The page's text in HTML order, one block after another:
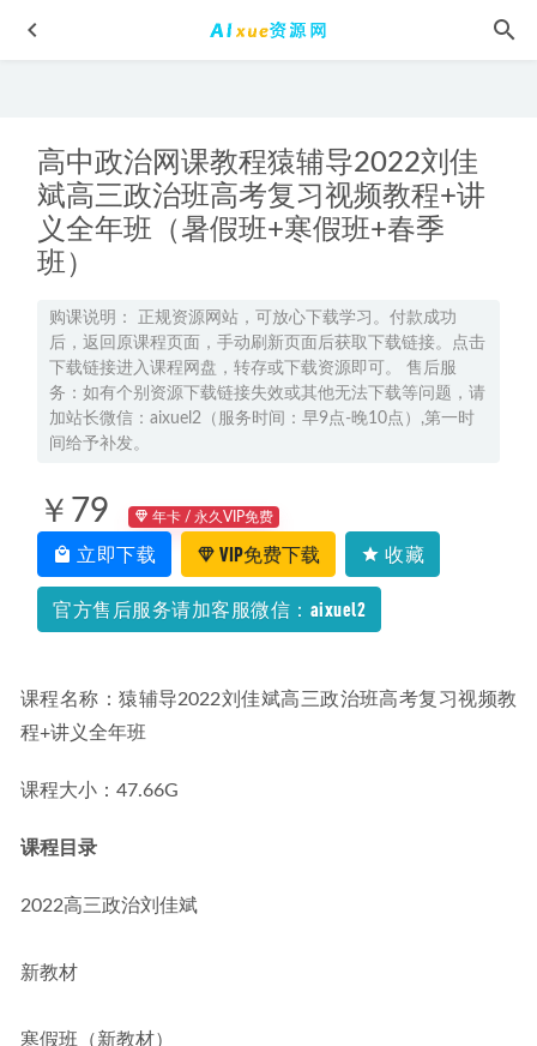
高中政治网课教程猿辅导2022刘佳
斌高三政治班高考复习视频教程+讲
义全年班（暑假班+寒假班+春季
班）
购课说明： 正规资源网站，可放心下载学习。付款成功
后，返回原课程页面，手动刷新页面后获取下载链接。点击
下载链接进入课程网盘，转存或下载资源即可。 售后服
务：如有个别资源下载链接失效或其他无法下载等问题，请
加站长微信：aixuel2（服务时间：早9点-晚10点）,第一时
间给予补发。
￥79 年卡 / 永久VIP免费
立即下载 VIP免费下载 收藏
官方售后服务请加客服微信：aixuel2
课程名称：猿辅导2022刘佳斌高三政治班高考复习视频教
程+讲义全年班
课程大小：47.66G
课程目录
2022高三政治刘佳斌
新教材
寒假班（新教材）
2025张亮高三英语a+一轮复习暑假班
2022年李辉高中英语教学全年联报班网课教程高中英语一轮
二轮三轮复习资料教程，59.17G学习资料百度云盘资源下载
2022-04-04
11课正念训练课：释放压力、提升专注、调节情绪 2022-05-
16
10-30
2026年高一语文网课教程｜陈晨高一语文a+视频课程上学期
暑秋班 2026-07-07